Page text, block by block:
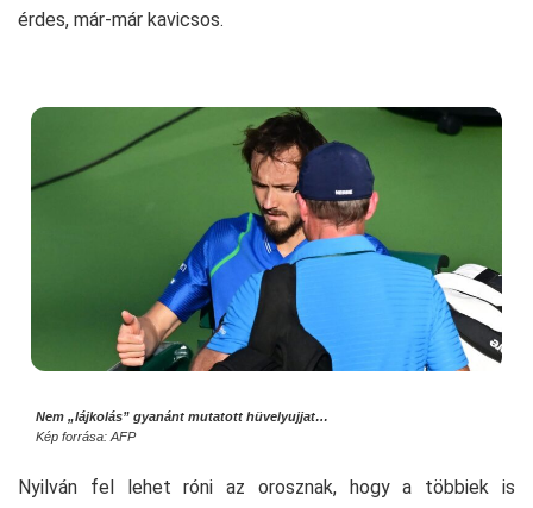
érdes, már-már kavicsos.
Nem „lájkolás” gyanánt mutatott hüvelyujjat…
Kép forrása: AFP
Nyilván fel lehet róni az orosznak, hogy a többiek is